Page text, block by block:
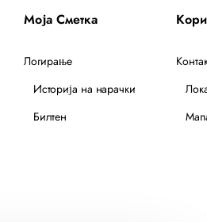
Моја Сметка
Логирање
Историја на нарачки
Билтен